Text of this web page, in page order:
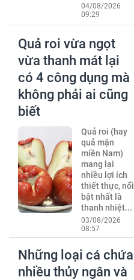
04/08/2026
09:29
Quả roi vừa ngọt
vừa thanh mát lại
có 4 công dụng mà
không phải ai cũng
biết
Quả roi (hay
quả mận
miền Nam)
mang lại
nhiều lợi ích
thiết thực, nổi
bật nhất là
thanh nhiệt...
03/08/2026
08:57
Những loại cá chứa
nhiều thủy ngân và